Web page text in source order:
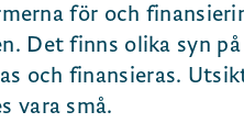
för och
Det finns olika syn
och finansieras.
vara små.